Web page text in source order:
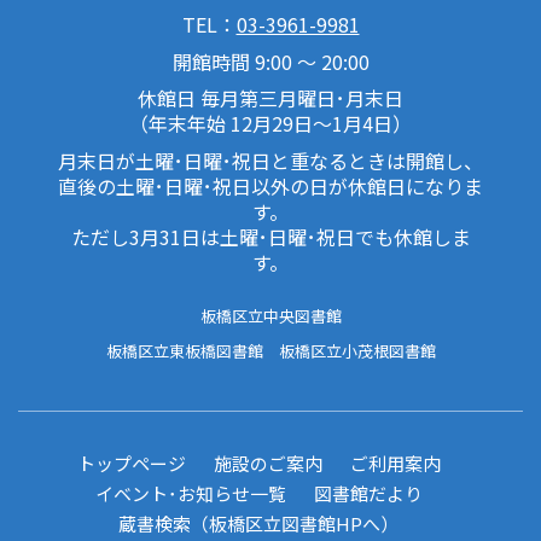
TEL： 03-3961-9981
開館時間 9:00 ～ 20:00
休館日 毎月第三月曜日･月末日
（年末年始 12月29日～1月4日）
月末日が土曜･日曜･祝日と重なるときは開館し、
直後の土曜･日曜･祝日以外の日が休館日になりま
す。
ただし3月31日は土曜･日曜･祝日でも休館しま
す。
板橋区立中央図書館
板橋区立東板橋図書館
板橋区立小茂根図書館
トップページ 施設のご案内
ご利用案内
イベント･お知らせ一覧
図書館だより
蔵書検索（板橋区立図書館HPへ）